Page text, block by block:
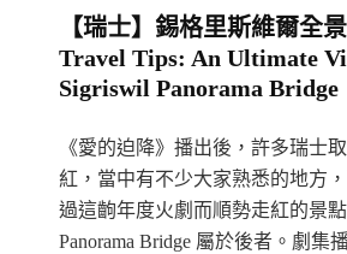
【瑞士】錫格里斯維爾全
Travel Tips: An Ultimate
Sigriswil Panorama Bridge
《愛的迫降》播出後，許多瑞士
紅，當中有不少大家熟悉的地方
過這齣年度火劇而順勢走紅的景
Panorama Bridge 屬於後者。劇集